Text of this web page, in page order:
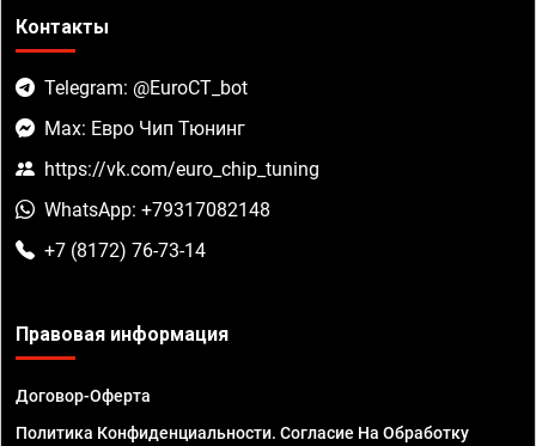
Контакты
Telegram: @EuroCT_bot
Max: Евро Чип Тюнинг
https://vk.com/euro_chip_tuning
WhatsApp: +79317082148
+7 (8172) 76-73-14
Правовая информация
Договор-Оферта
Политика Конфиденциальности. Согласие На Обработку